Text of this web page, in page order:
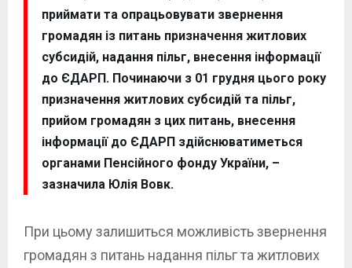
приймати та опрацьовувати звернення
громадян із питань призначення житлових
субсидій, надання пільг, внесення інформації
до ЄДАРП. Починаючи з 01 грудня цього року
призначення житлових субсидій та пільг,
прийом громадян з цих питань, внесення
інформації до ЄДАРП здійснюватиметься
органами Пенсійного фонду України, –
зазначила Юлія Вовк.
При цьому залишиться можливість звернення
громадян з питань надання пільг та житлових